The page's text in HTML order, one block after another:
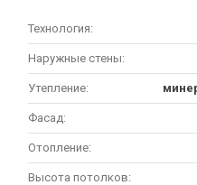
Технология:
Наружные стены:
Утепление:
Фасад:
Отопление:
Высота потолков: